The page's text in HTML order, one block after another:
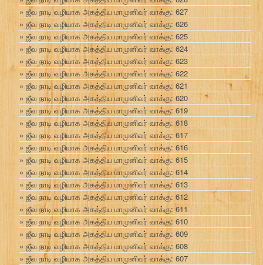
ஜீவ நாடி வழியாக அகத்திய மாமுனிவர் வாக்கு: 627
ஜீவ நாடி வழியாக அகத்திய மாமுனிவர் வாக்கு: 626
ஜீவ நாடி வழியாக அகத்திய மாமுனிவர் வாக்கு: 625
ஜீவ நாடி வழியாக அகத்திய மாமுனிவர் வாக்கு: 624
ஜீவ நாடி வழியாக அகத்திய மாமுனிவர் வாக்கு: 623
ஜீவ நாடி வழியாக அகத்திய மாமுனிவர் வாக்கு: 622
ஜீவ நாடி வழியாக அகத்திய மாமுனிவர் வாக்கு: 621
ஜீவ நாடி வழியாக அகத்திய மாமுனிவர் வாக்கு: 620
ஜீவ நாடி வழியாக அகத்திய மாமுனிவர் வாக்கு: 619
ஜீவ நாடி வழியாக அகத்திய மாமுனிவர் வாக்கு: 618
ஜீவ நாடி வழியாக அகத்திய மாமுனிவர் வாக்கு: 617
ஜீவ நாடி வழியாக அகத்திய மாமுனிவர் வாக்கு: 616
ஜீவ நாடி வழியாக அகத்திய மாமுனிவர் வாக்கு: 615
ஜீவ நாடி வழியாக அகத்திய மாமுனிவர் வாக்கு: 614
ஜீவ நாடி வழியாக அகத்திய மாமுனிவர் வாக்கு: 613
ஜீவ நாடி வழியாக அகத்திய மாமுனிவர் வாக்கு: 612
ஜீவ நாடி வழியாக அகத்திய மாமுனிவர் வாக்கு: 611
ஜீவ நாடி வழியாக அகத்திய மாமுனிவர் வாக்கு: 610
ஜீவ நாடி வழியாக அகத்திய மாமுனிவர் வாக்கு: 609
ஜீவ நாடி வழியாக அகத்திய மாமுனிவர் வாக்கு: 608
ஜீவ நாடி வழியாக அகத்திய மாமுனிவர் வாக்கு: 607